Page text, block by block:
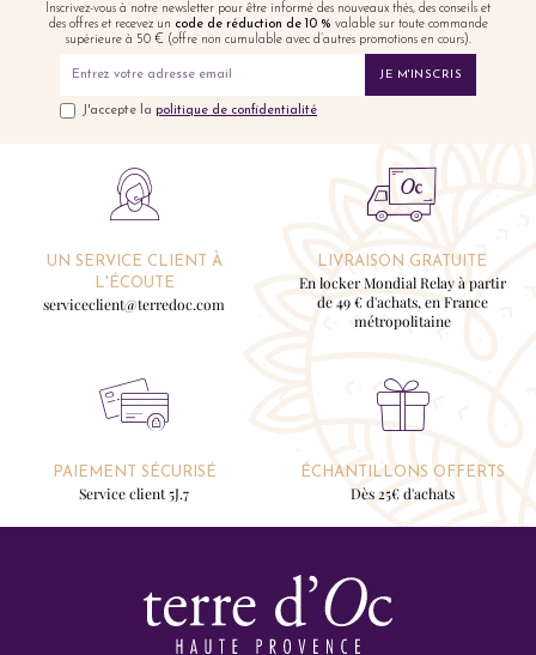
Inscrivez-vous à notre newsletter pour être informé des nouveaux thés, des conseils et
des offres et recevez un code de réduction de 10 % valable sur toute commande
supérieure à 50 € (offre non cumulable avec d’autres promotions en cours).
JE M'INSCRIS
J'accepte la politique de confidentialité
UN SERVICE CLIENT À
L'ÉCOUTE
serviceclient@terredoc.com
LIVRAISON GRATUITE
En locker Mondial Relay à partir
de 49 € d'achats, en France
métropolitaine
PAIEMENT SÉCURISÉ
Service client 5J.7
ÉCHANTILLONS OFFERTS
Dès 25€ d'achats